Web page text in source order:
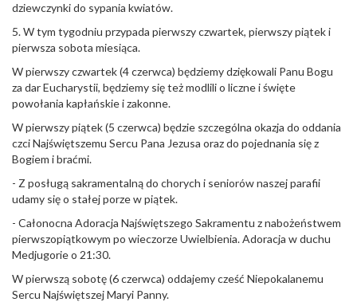
dziewczynki do sypania kwiatów.
5. W tym tygodniu przypada pierwszy czwartek, pierwszy piątek i
pierwsza sobota miesiąca.
W pierwszy czwartek (4 czerwca) będziemy dziękowali Panu Bogu
za dar Eucharystii, będziemy się też modlili o liczne i święte
powołania kapłańskie i zakonne.
W pierwszy piątek (5 czerwca) będzie szczególna okazja do oddania
czci Najświętszemu Sercu Pana Jezusa oraz do pojednania się z
Bogiem i braćmi.
- Z posługą sakramentalną do chorych i seniorów naszej parafii
udamy się o stałej porze w piątek.
- Całonocna Adoracja Najświętszego Sakramentu z nabożeństwem
pierwszopiątkowym po wieczorze Uwielbienia. Adoracja w duchu
Medjugorie o 21:30.
W pierwszą sobotę (6 czerwca) oddajemy cześć Niepokalanemu
Sercu Najświętszej Maryi Panny.